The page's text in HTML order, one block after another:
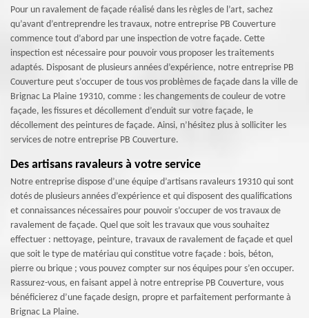
Pour un ravalement de façade réalisé dans les règles de l’art, sachez
qu’avant d’entreprendre les travaux, notre entreprise PB Couverture
commence tout d’abord par une inspection de votre façade. Cette
inspection est nécessaire pour pouvoir vous proposer les traitements
adaptés. Disposant de plusieurs années d’expérience, notre entreprise PB
Couverture peut s’occuper de tous vos problèmes de façade dans la ville de
Brignac La Plaine 19310, comme : les changements de couleur de votre
façade, les fissures et décollement d’enduit sur votre façade, le
décollement des peintures de façade. Ainsi, n’hésitez plus à solliciter les
services de notre entreprise PB Couverture.
Des artisans ravaleurs à votre service
Notre entreprise dispose d’une équipe d’artisans ravaleurs 19310 qui sont
dotés de plusieurs années d’expérience et qui disposent des qualifications
et connaissances nécessaires pour pouvoir s’occuper de vos travaux de
ravalement de façade. Quel que soit les travaux que vous souhaitez
effectuer : nettoyage, peinture, travaux de ravalement de façade et quel
que soit le type de matériau qui constitue votre façade : bois, béton,
pierre ou brique ; vous pouvez compter sur nos équipes pour s’en occuper.
Rassurez-vous, en faisant appel à notre entreprise PB Couverture, vous
bénéficierez d’une façade design, propre et parfaitement performante à
Brignac La Plaine.